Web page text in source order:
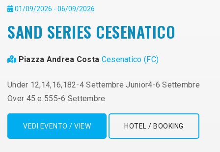
01/09/2026 - 06/09/2026
SAND SERIES CESENATICO
Piazza Andrea Costa Cesenatico (FC)
Under 12,14,16,182-4 Settembre Junior4-6 Settembre
Over 45 e 555-6 Settembre
VEDI EVENTO / VIEW HOTEL / BOOKING